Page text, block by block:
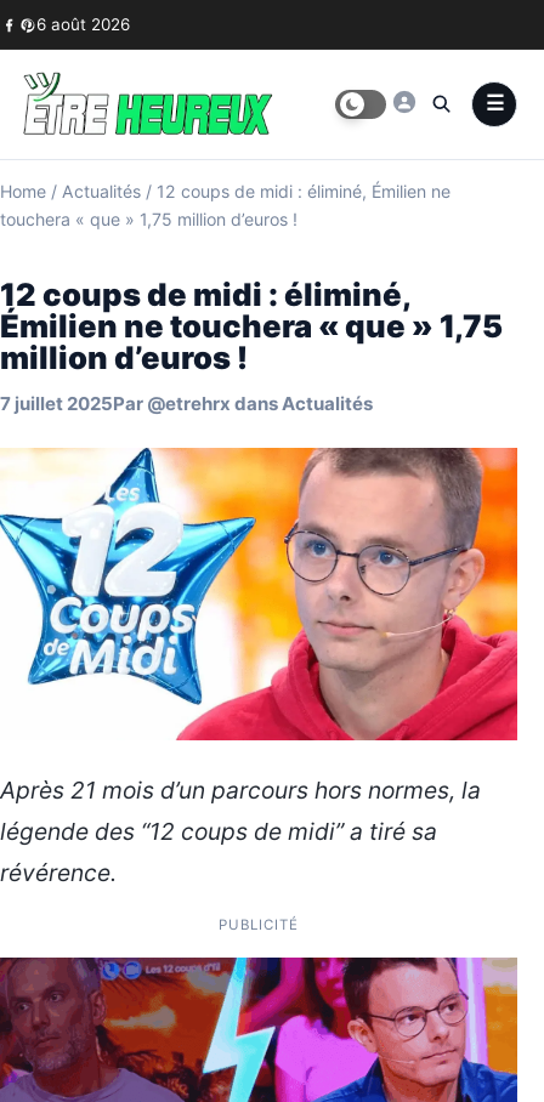
Skip to content
6 août 2026
Home / Actualités / 12 coups de midi : éliminé, Émilien ne
touchera « que » 1,75 million d’euros !
12 coups de midi : éliminé,
Émilien ne touchera « que » 1,75
million d’euros !
7 juillet 2025Par @etrehrx dansActualités
Après 21 mois d’un parcours hors normes, la
légende des “12 coups de midi” a tiré sa
révérence.
PUBLICITÉ